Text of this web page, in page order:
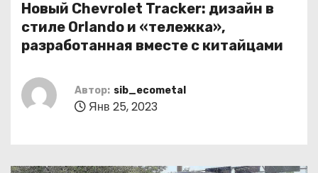
Новый Chevrolet Tracker: дизайн в
стиле Orlando и «тележка»,
разработанная вместе с китайцами
Автор: sib_ecometal
Янв 25, 2023